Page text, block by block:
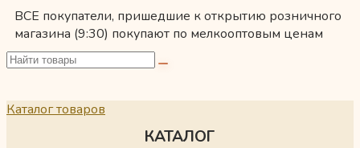
ВСЕ покупатели, пришедшие к открытию розничного
магазина (9:30) покупают по мелкооптовым ценам
Каталог товаров
КАТАЛОГ